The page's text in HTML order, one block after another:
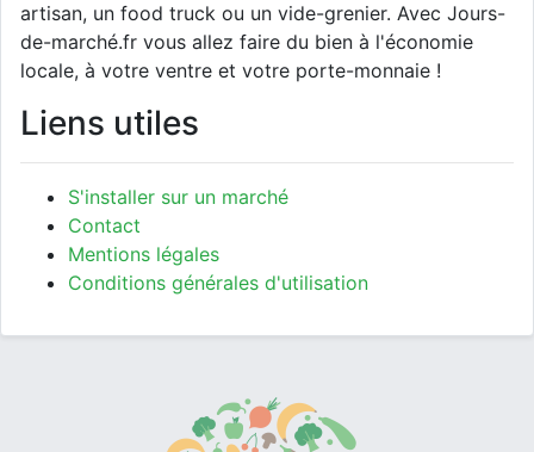
artisan, un food truck ou un vide-grenier. Avec Jours-
de-marché.fr vous allez faire du bien à l'économie
locale, à votre ventre et votre porte-monnaie !
Liens utiles
S'installer sur un marché
Contact
Mentions légales
Conditions générales d'utilisation